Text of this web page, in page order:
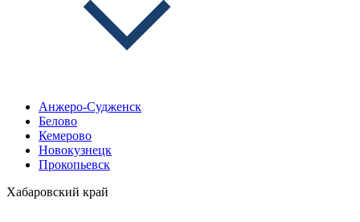
Анжеро-Судженск
Белово
Кемерово
Новокузнецк
Прокопьевск
Хабаровский край